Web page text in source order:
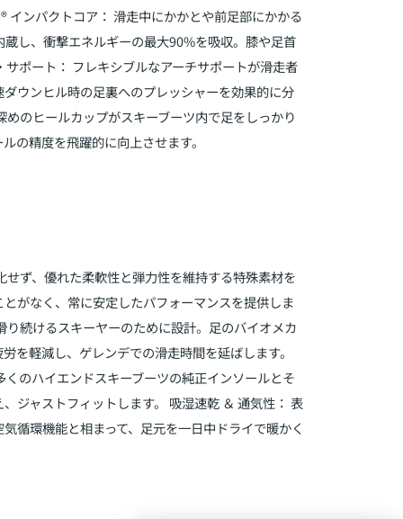
インパクトコア： 滑走中にかかとや前足部にかかる
し、衝撃エネルギーの最大90%を吸収。膝や足首
ポート： フレキシブルなアーチサポートが滑走者
ウンヒル時の足裏へのプレッシャーを効果的に分
のヒールカップがスキーブーツ内で足をしっかり
の精度を飛躍的に向上させます。
ず、優れた柔軟性と弾力性を維持する特殊素材を
がなく、常に安定したパフォーマンスを提供しま
続けるスキーヤーのために設計。足のバイオメカ
を軽減し、ゲレンデでの滑走時間を延ばします。
のハイエンドスキーブーツの純正インソールとそ
ジャストフィットします。 吸湿速乾 ＆ 通気性： 表
循環機能と相まって、足元を一日中ドライで暖かく